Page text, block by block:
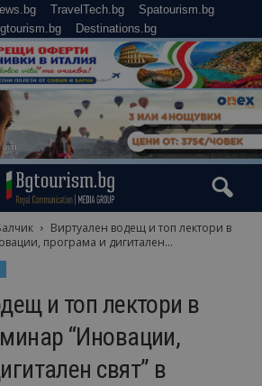
TravelTech.bg
Spatourism.bg
Destinations.bg
Виртуален водещ и топ лектори в
програмa и дигитален...
и топ лектори в
“Иновации,
свят” в